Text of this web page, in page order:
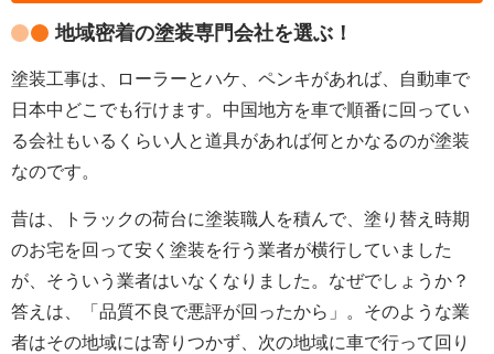
地域密着の塗装専門会社を選ぶ！
塗装工事は、ローラーとハケ、ペンキがあれば、自動車で
日本中どこでも行けます。中国地方を車で順番に回ってい
る会社もいるくらい人と道具があれば何とかなるのが塗装
なのです。
昔は、トラックの荷台に塗装職人を積んで、塗り替え時期
のお宅を回って安く塗装を行う業者が横行していました
が、そういう業者はいなくなりました。なぜでしょうか？
答えは、「品質不良で悪評が回ったから」。そのような業
者はその地域には寄りつかず、次の地域に車で行って回り